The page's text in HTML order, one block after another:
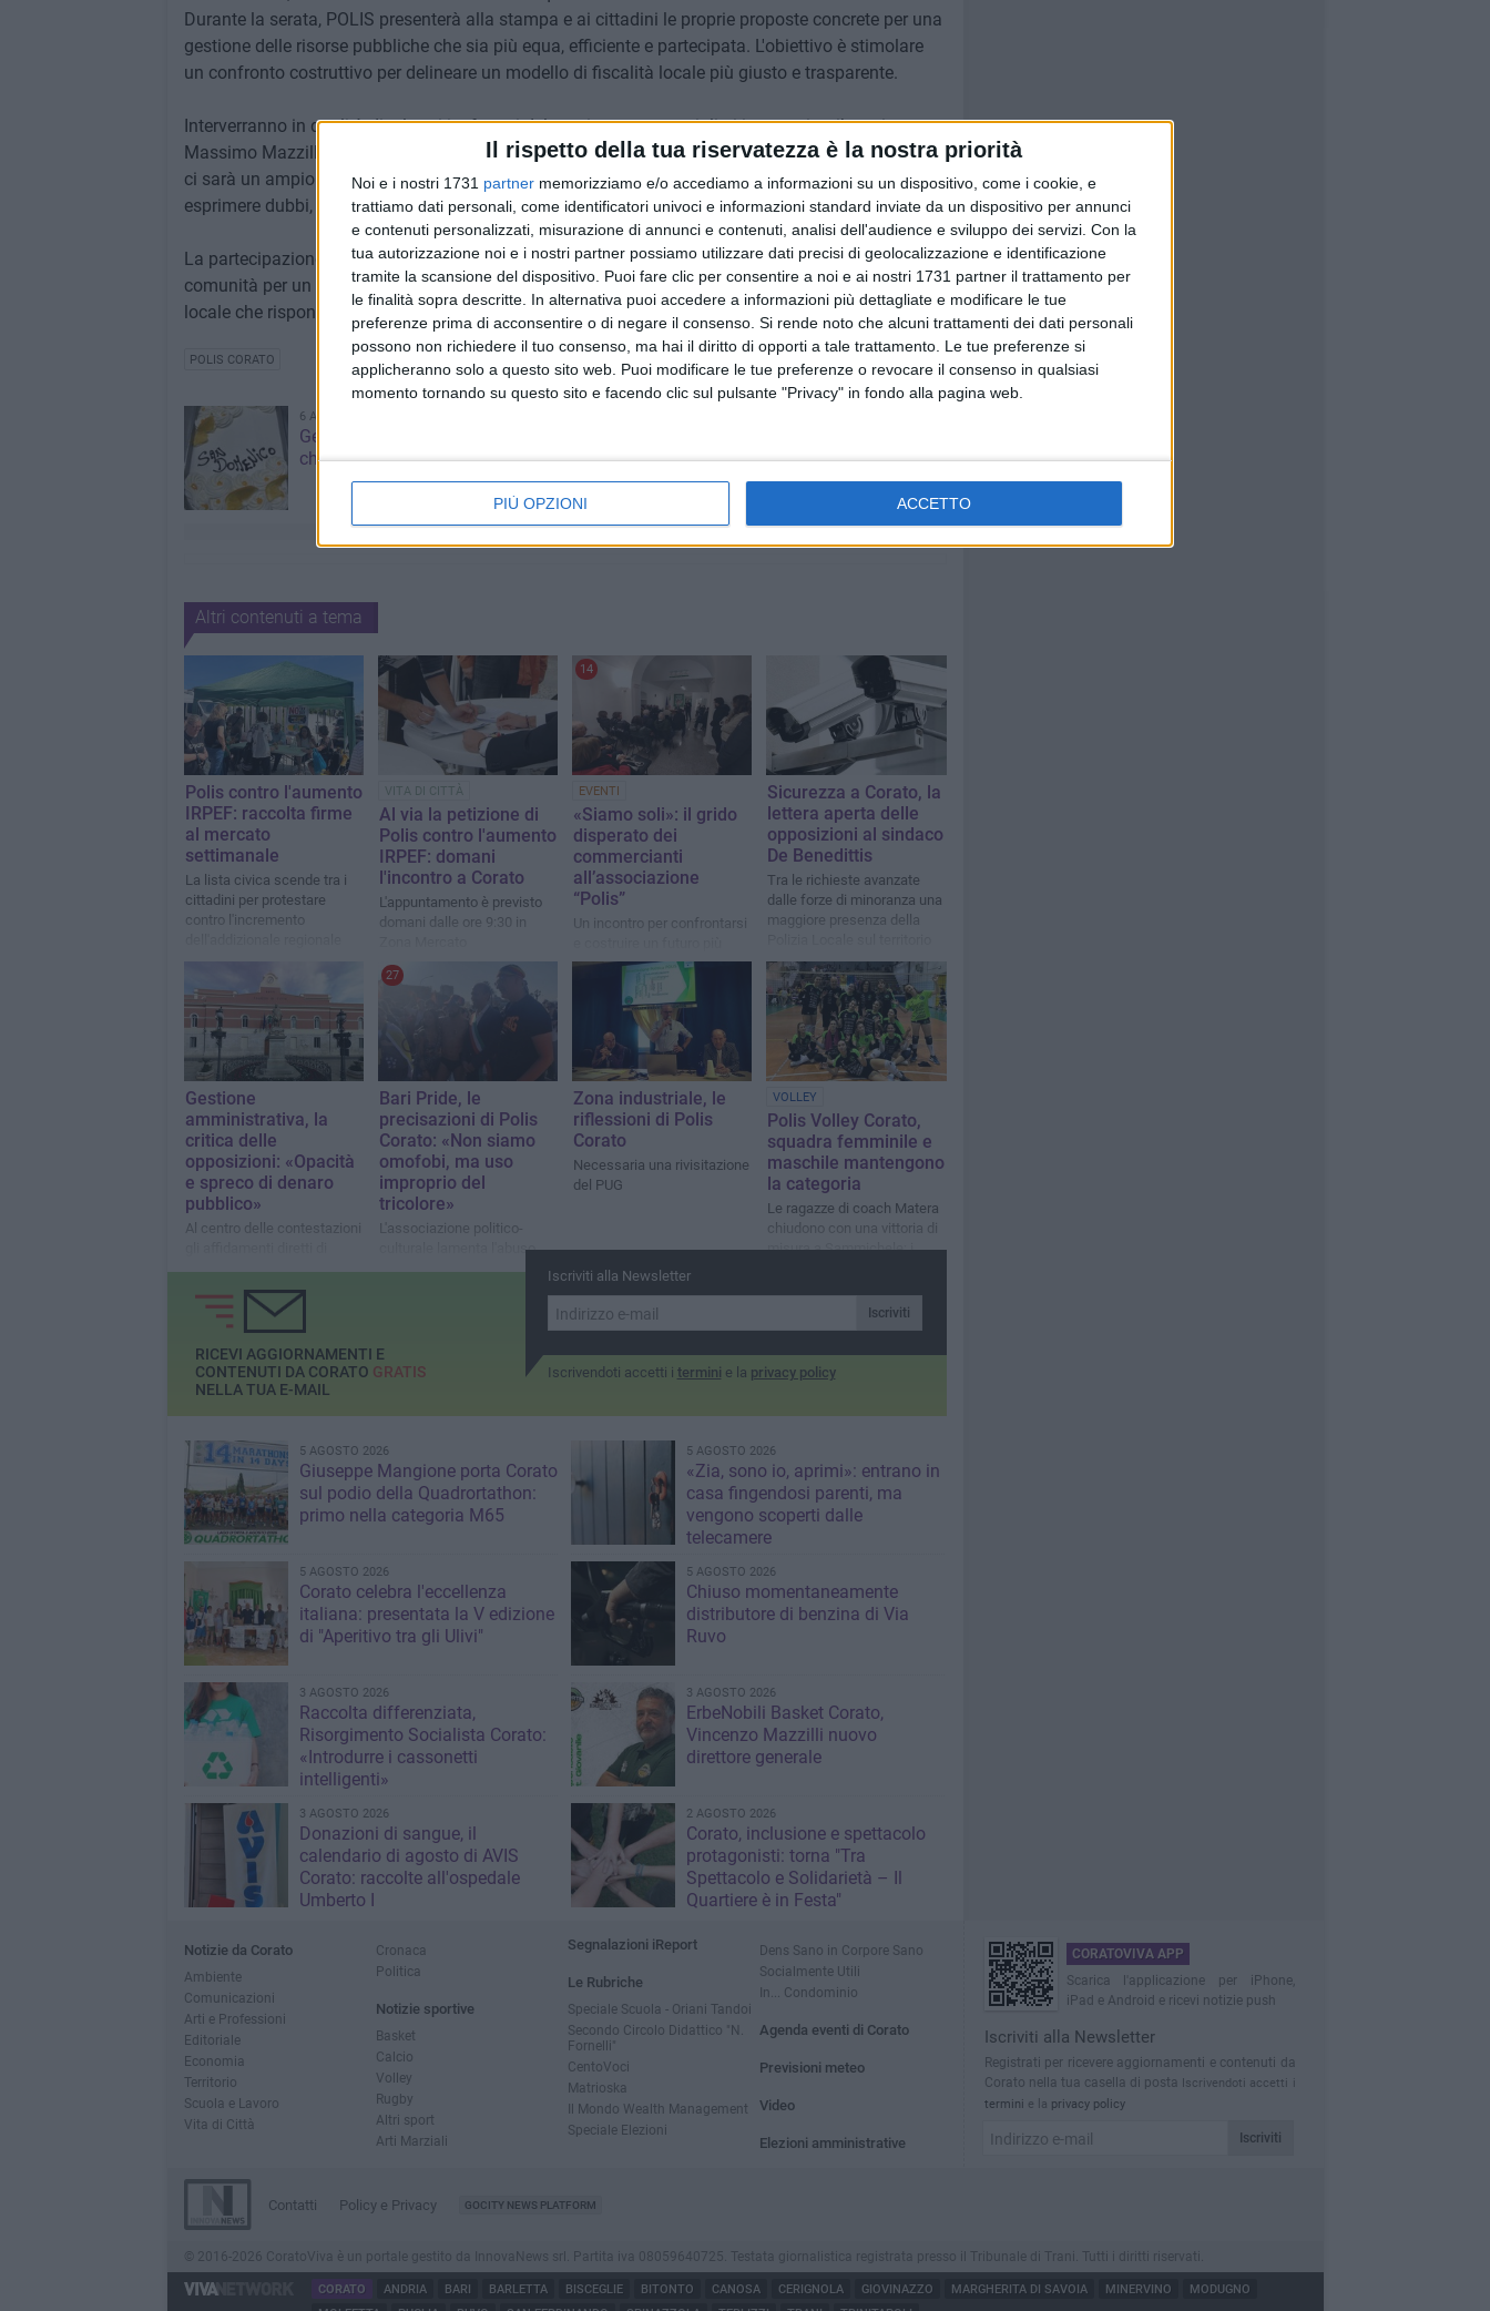
Il rispetto della tua riservatezza è la nostra priorità
Noi e i nostri 1731 partner memorizziamo e/o accediamo a informazioni su un dispositivo, come i cookie, e
trattiamo dati personali, come identificatori univoci e informazioni standard inviate da un dispositivo per annunci
e contenuti personalizzati, misurazione di annunci e contenuti, analisi dell'audience e sviluppo dei servizi. Con la
tua autorizzazione noi e i nostri partner possiamo utilizzare dati precisi di geolocalizzazione e identificazione
tramite la scansione del dispositivo. Puoi fare clic per consentire a noi e ai nostri 1731 partner il trattamento per
le finalità sopra descritte. In alternativa puoi accedere a informazioni più dettagliate e modificare le tue
preferenze prima di acconsentire o di negare il consenso. Si rende noto che alcuni trattamenti dei dati personali
possono non richiedere il tuo consenso, ma hai il diritto di opporti a tale trattamento. Le tue preferenze si
applicheranno solo a questo sito web. Puoi modificare le tue preferenze o revocare il consenso in qualsiasi
momento tornando su questo sito e facendo clic sul pulsante "Privacy" in fondo alla pagina web.
PIÙ OPZIONI ACCETTO
Durante la serata, POLIS presenterà alla stampa e ai cittadini le proprie proposte concrete per una
gestione delle risorse pubbliche che sia più equa, efficiente e partecipata. L'obiettivo è stimolare
un confronto costruttivo per delineare un modello di fiscalità locale più giusto e trasparente.
Interverranno in qualità di relatori i referenti del movimento e specialisti in materia tributaria:
Massimo Mazzilli, Antonio Patruno, Francesco Squeo e Vincenzo Petrone. Dopo le presentazioni,
ci sarà un ampio spazio dedicato al confronto e alle domande dei cittadini, permettendo a tutti di
esprimere dubbi, suggerimenti e opinioni.
La partecipazione all'incontro è libera e aperta a tutti. POLIS conta sulla presenza attiva della
comunità per un dibattito produttivo e per lavorare insieme alla costruzione di un sistema fiscale
locale che risponda meglio alle esigenze dei cittadini.
POLIS CORATO
6 AGOSTO 2026
Gelato di San Domenico: il gusto
che racconta una leggenda
AIC: «Ripartizione non equa,
stangata sulle imprese»
Altri contenuti a tema
Polis contro l'aumento
IRPEF: raccolta firme
al mercato
settimanale
La lista civica scende tra i
cittadini per protestare
contro l'incremento
VITA DI CITTÀ
Al via la petizione di
Polis contro l'aumento
IRPEF: domani
l'incontro a Corato
L'appuntamento è previsto
domani dalle ore 9:30 in
14
EVENTI
«Siamo soli»: il grido
disperato dei
commercianti
all’associazione
“Polis”
Un incontro per confrontarsi
sicuro
Sicurezza a Corato, la
lettera aperta delle
opposizioni al sindaco
De Benedittis
Tra le richieste avanzate
dalle forze di minoranza una
maggiore presenza della
Gestione
amministrativa, la
critica delle
opposizioni: «Opacità
e spreco di denaro
pubblico»
Al centro delle contestazioni
opere pubbliche e di
incarichi professionali
27
Bari Pride, le
precisazioni di Polis
Corato: «Non siamo
omofobi, ma uso
improprio del
tricolore»
L'associazione politico-
culturale lamenta l'abuso
del simbolo istituzionale in
Zona industriale, le
riflessioni di Polis
Corato
Necessaria una rivisitazione
del PUG
VOLLEY
Polis Volley Corato,
squadra femminile e
maschile mantengono
la categoria
Le ragazze di coach Matera
chiudono con una vittoria di
misura a Sammichele; i
Iscriviti alla Newsletter
Iscriviti
Iscrivendoti accetti i termini e la privacy policy
RICEVI AGGIORNAMENTI E
CONTENUTI DA CORATO GRATIS
NELLA TUA E-MAIL
5 AGOSTO 2026
Giuseppe Mangione porta Corato
sul podio della Quadrortathon:
primo nella categoria M65
5 AGOSTO 2026
«Zia, sono io, aprimi»: entrano in
casa fingendosi parenti, ma
vengono scoperti dalle
telecamere
5 AGOSTO 2026
Corato celebra l'eccellenza
italiana: presentata la V edizione
di "Aperitivo tra gli Ulivi"
5 AGOSTO 2026
Chiuso momentaneamente
distributore di benzina di Via
Ruvo
3 AGOSTO 2026
Raccolta differenziata,
Risorgimento Socialista Corato:
«Introdurre i cassonetti
intelligenti»
3 AGOSTO 2026
ErbeNobili Basket Corato,
Vincenzo Mazzilli nuovo
direttore generale
3 AGOSTO 2026
Donazioni di sangue, il
calendario di agosto di AVIS
Corato: raccolte all'ospedale
Umberto I
2 AGOSTO 2026
Corato, inclusione e spettacolo
protagonisti: torna "Tra
Spettacolo e Solidarietà – Il
Quartiere è in Festa"
Notizie da Corato
Ambiente
Comunicazioni
Arti e Professioni
Editoriale
Economia
Territorio
Scuola e Lavoro
Vita di Città
Cronaca
Politica
Notizie sportive
Basket
Calcio
Volley
Rugby
Altri sport
Arti Marziali
Segnalazioni iReport
Le Rubriche
Speciale Scuola - Oriani Tandoi
Secondo Circolo Didattico "N.
Fornelli"
CentoVoci
Matrioska
Il Mondo Wealth Management
Speciale Elezioni
Dens Sano in Corpore Sano
Socialmente Utili
In... Condominio
Agenda eventi di Corato
Previsioni meteo
Video
Elezioni amministrative
CORATOVIVA APP
Scarica l'applicazione per iPhone,
iPad e Android e ricevi notizie push
Iscriviti alla Newsletter
Registrati per ricevere aggiornamenti e contenuti da
Corato nella tua casella di posta Iscrivendoti accetti i
termini e la privacy policy
Iscriviti
Contatti Policy e Privacy GOCITY NEWS PLATFORM
© 2016-2026 CoratoViva è un portale gestito da InnovaNews srl. Partita iva 08059640725. Testata giornalistica registrata presso il Tribunale di Trani. Tutti i diritti riservati.
CORATO ANDRIA BARI BARLETTA BISCEGLIE BITONTO CANOSA CERIGNOLA GIOVINAZZO MARGHERITA DI SAVOIA MINERVINO
MODUGNO